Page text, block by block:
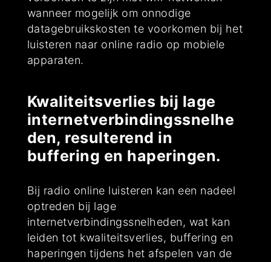
wanneer mogelijk om onnodige
datagebruikskosten te voorkomen bij het
luisteren naar online radio op mobiele
apparaten.
Kwaliteitsverlies bij lage
internetverbindingssnelhe
den, resulterend in
buffering en haperingen.
Bij radio online luisteren kan een nadeel
optreden bij lage
internetverbindingssnelheden, wat kan
leiden tot kwaliteitsverlies, buffering en
haperingen tijdens het afspelen van de